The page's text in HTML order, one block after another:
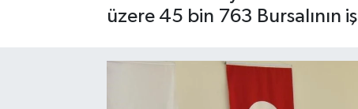
üzere 45 bin 763 Bursalının